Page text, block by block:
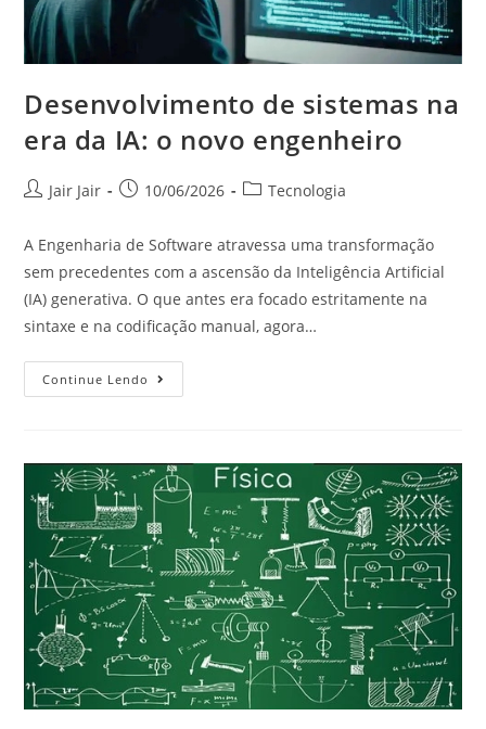
Desenvolvimento de sistemas na
era da IA: o novo engenheiro
Jair Jair 10/06/2026 Tecnologia
A Engenharia de Software atravessa uma transformação
sem precedentes com a ascensão da Inteligência Artificial
(IA) generativa. O que antes era focado estritamente na
sintaxe e na codificação manual, agora…
Continue Lendo